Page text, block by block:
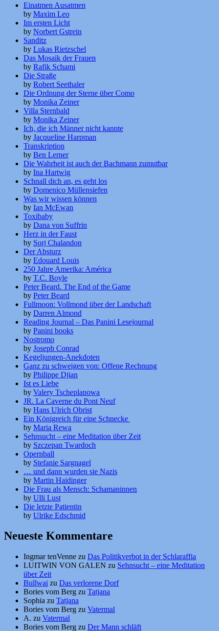
Einatmen Ausatmen
by Maxim Leo
Im ersten Licht
by Norbert Gstrein
Sanditz
by Lukas Rietzschel
Das Mosaik der Frauen
by Rafik Schami
Die Straße
by Robert Seethaler
Die Ordnung der Sterne über Como
by Monika Zeiner
Villa Sternbald
by Monika Zeiner
Ich, die ich Männer nicht kannte
by Jacqueline Harpman
Transkription
by Ben Lerner
Die Wahrheit ist auch der Bachmann zumutbar
by Ina Hartwig
Schnall dich an, es geht los
by Domenico Müllensiefen
Was wir wissen können
by Ian McEwan
Toxibaby
by Dana von Suffrin
Herz in der Faust
by Sorj Chalandon
Der Absturz
by Edouard Louis
250 Jahre Amerika: América
by T.C. Boyle
Peter Beard. The End of the Game
by Peter Beard
Fullmoon: Vollmond über der Landschaft
by Darren Almond
Reading Journal – Das Panini Lesejournal
by Panini books
Nostromo
by Joseph Conrad
Kegeljungen-Anekdoten
Ganz zu schweigen von: Offene Rechnung
by Philippe Djian
Ist es Liebe
by Valery Tscheplanowa
JR. La Caverne du Pont Neuf
by Hans Ulrich Obrist
Ein Königreich für eine Schnecke
by Maria Rewa
Sehnsucht – eine Meditation über Zeit
by Szczepan Twardoch
Opernball
by Stefanie Sargnagel
… und dann wurden sie Nazis
by Martin Haidinger
Die Frau als Mensch: Schamaninnen
by Ulli Lust
Die letzte Patientin
by Ulrike Edschmid
Neueste Kommentare
Ingmar tenVenne zu Das Politikverbot in der Schlaraffia
LUITWIN VON GALEN zu Sehnsucht – eine Meditation
über Zeit
Bullwai zu Das verlorene Dorf
Bories vom Berg zu Tatjana
Sophia zu Tatjana
Bories vom Berg zu Vatermal
A. zu Vatermal
Bories vom Berg zu Der Mann schläft